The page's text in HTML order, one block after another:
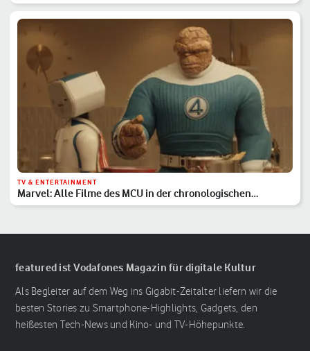
TV & ENTERTAINMENT
Marvel: Alle Filme des MCU in der chronologischen
Reihenfolge
featured ist Vodafones Magazin für digitale Kultur
Als Begleiter auf dem Weg ins Gigabit-Zeitalter liefern wir die
besten Stories zu Smartphone-Highlights, Gadgets, den
heißesten Tech-News und Kino- und TV-Höhepunkte.